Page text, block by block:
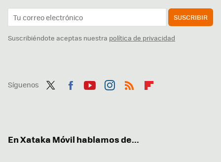
SUSCRIBIR
Suscribiéndote aceptas nuestra política de privacidad
Síguenos
En Xataka Móvil hablamos de...